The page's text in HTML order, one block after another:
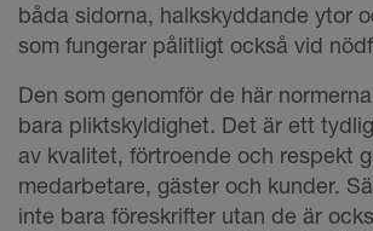
båda sidorna, halkskyddande ytor
som fungerar pålitligt också vid
Den som genomför de här
bara pliktskyldighet. Det är ett
av kvalitet, förtroende och respekt
medarbetare, gäster och kunder.
inte bara föreskrifter utan de är